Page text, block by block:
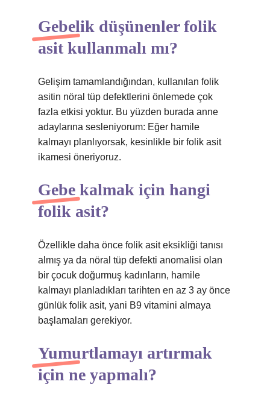
Gebelik düşünenler folik
asit kullanmalı mı?
Gelişim tamamlandığından, kullanılan folik
asitin nöral tüp defektlerini önlemede çok
fazla etkisi yoktur. Bu yüzden burada anne
adaylarına sesleniyorum: Eğer hamile
kalmayı planlıyorsak, kesinlikle bir folik asit
ikamesi öneriyoruz.
Gebe kalmak için hangi
folik asit?
Özellikle daha önce folik asit eksikliği tanısı
almış ya da nöral tüp defekti anomalisi olan
bir çocuk doğurmuş kadınların, hamile
kalmayı planladıkları tarihten en az 3 ay önce
günlük folik asit, yani B9 vitamini almaya
başlamaları gerekiyor.
Yumurtlamayı artırmak
için ne yapmalı?